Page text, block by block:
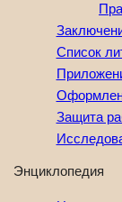
Список
Защита
Энциклопедия